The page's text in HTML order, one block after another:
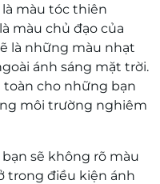
màu tóc thiên
màu chủ đạo của
là những màu nhạt
ánh sáng mặt trời.
toàn cho những bạn
môi trường nghiêm
sẽ không rõ màu
trong điều kiện ánh